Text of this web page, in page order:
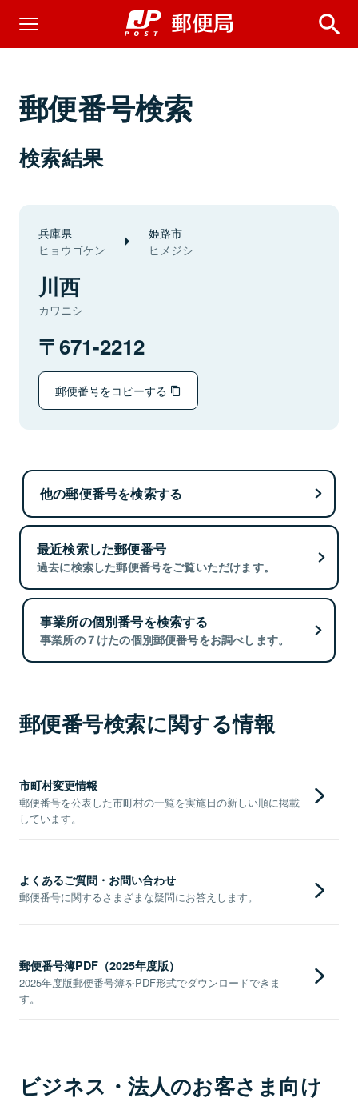
郵便番号検索
検索結果
兵庫県
ヒョウゴケン
姫路市
ヒメジシ
川西
カワニシ
671-2212
郵便番号をコピーする
他の郵便番号を検索する
最近検索した郵便番号
過去に検索した郵便番号をご覧いただけます。
事業所の個別番号を検索する
事業所の７けたの個別郵便番号をお調べします。
郵便番号検索に関する情報
市町村変更情報
郵便番号を公表した市町村の一覧を実施日の新しい順に掲載
しています。
よくあるご質問・お問い合わせ
郵便番号に関するさまざまな疑問にお答えします。
郵便番号簿PDF（2025年度版）
2025年度版郵便番号簿をPDF形式でダウンロードできま
す。
ビジネス・法人のお客さま向け